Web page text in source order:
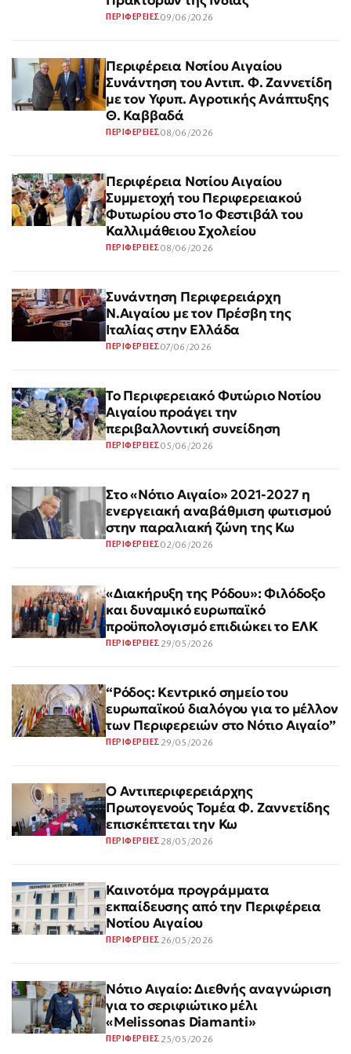
ΠΕΡΙΦΕΡΕΙΕΣ09/06/2026
Περιφέρεια Νοτίου Αιγαίου
Συνάντηση του Αντιπ. Φ. Ζαννετίδη
με τον Υφυπ. Αγροτικής Ανάπτυξης
Θ. Καββαδά
ΠΕΡΙΦΕΡΕΙΕΣ08/06/2026
Περιφέρεια Νοτίου Αιγαίου
Συμμετοχή του Περιφερειακού
Φυτωρίου στο 1ο Φεστιβάλ του
Καλλιμάθειου Σχολείου
ΠΕΡΙΦΕΡΕΙΕΣ08/06/2026
Συνάντηση Περιφερειάρχη
Ν.Αιγαίου με τον Πρέσβη της
Ιταλίας στην Ελλάδα
ΠΕΡΙΦΕΡΕΙΕΣ07/06/2026
Το Περιφερειακό Φυτώριο Νοτίου
Αιγαίου προάγει την
περιβαλλοντική συνείδηση
ΠΕΡΙΦΕΡΕΙΕΣ05/06/2026
Στο «Νότιο Αιγαίο» 2021-2027 η
ενεργειακή αναβάθμιση φωτισμού
στην παραλιακή ζώνη της Κω
ΠΕΡΙΦΕΡΕΙΕΣ02/06/2026
«Διακήρυξη της Ρόδου»: Φιλόδοξο
και δυναμικό ευρωπαϊκό
προϋπολογισμό επιδιώκει το ΕΛΚ
ΠΕΡΙΦΕΡΕΙΕΣ 29/05/2026
“Ρόδος: Κεντρικό σημείο του
ευρωπαϊκού διαλόγου για το μέλλον
των Περιφερειών στο Νότιο Αιγαίο”
ΠΕΡΙΦΕΡΕΙΕΣ 29/05/2026
Ο Αντιπεριφερειάρχης
Πρωτογενούς Τομέα Φ. Ζαννετίδης
επισκέπτεται την Κω
ΠΕΡΙΦΕΡΕΙΕΣ 28/05/2026
Καινοτόμα προγράμματα
εκπαίδευσης από την Περιφέρεια
Νοτίου Αιγαίου
ΠΕΡΙΦΕΡΕΙΕΣ 26/05/2026
Νότιο Αιγαίο: Διεθνής αναγνώριση
για το σεριφιώτικο μέλι
«Melissonas Diamanti»
ΠΕΡΙΦΕΡΕΙΕΣ 25/05/2026